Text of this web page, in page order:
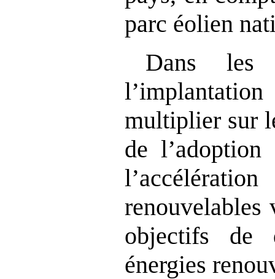
parc éolien
Dans les
multiplier sur
de
renouvelables
objectifs de
énergies